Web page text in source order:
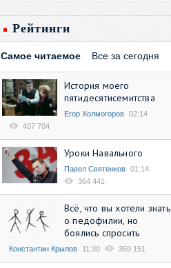
Рейтинги
Самое читаемое Все за сегодня
История моего
пятидесятисемитства
Егор Холмогоров 02:14
407 704
Уроки Навального
Павел Святенков 01:14
364 441
Всё, что вы хотели знать
о педофилии, но
боялись спросить
Константин Крылов 11:30 359 151